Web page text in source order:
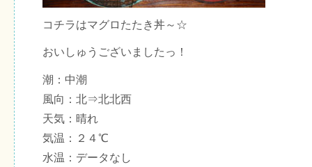
コチラはマグロたたき丼～☆
おいしゅうございましたっ！
潮：中潮
風向：北⇒北北西
天気：晴れ
気温：２４℃
水温：データなし